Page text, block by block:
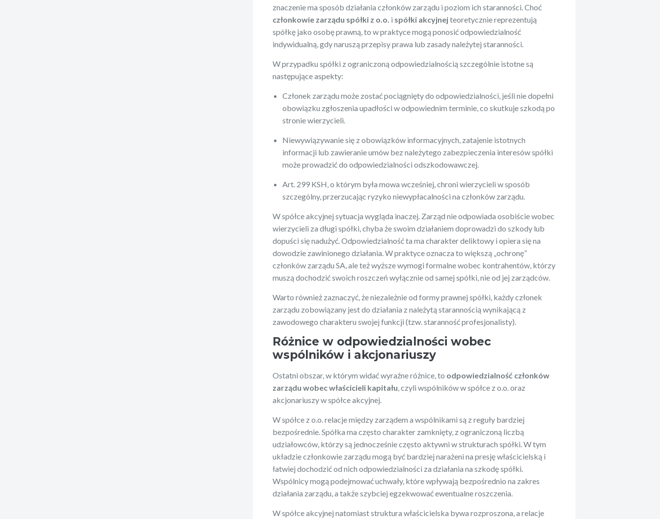
znaczenie ma sposób działania członków zarządu i poziom ich staranności. Choć
członkowie zarządu spółki z o.o. i spółki akcyjnejteoretycznie reprezentują
spółkę jako osobę prawną, to w praktyce mogą ponosić odpowiedzialność
indywidualną, gdy naruszą przepisy prawa lub zasady należytej staranności.
W przypadku spółki z ograniczoną odpowiedzialnością szczególnie istotne są
następujące aspekty:
Członek zarządu może zostać pociągnięty do odpowiedzialności, jeśli nie dopełni
obowiązku zgłoszenia upadłości w odpowiednim terminie, co skutkuje szkodą po
stronie wierzycieli.
Niewywiązywanie się z obowiązków informacyjnych, zatajenie istotnych
informacji lub zawieranie umów bez należytego zabezpieczenia interesów spółki
może prowadzić do odpowiedzialności odszkodowawczej.
Art. 299 KSH, o którym była mowa wcześniej, chroni wierzycieli w sposób
szczególny, przerzucając ryzyko niewypłacalności na członków zarządu.
W spółce akcyjnej sytuacja wygląda inaczej. Zarząd nie odpowiada osobiście wobec
wierzycieli za długi spółki, chyba że swoim działaniem doprowadzi do szkody lub
dopuści się nadużyć. Odpowiedzialność ta ma charakter deliktowy i opiera się na
dowodzie zawinionego działania. W praktyce oznacza to większą „ochronę”
członków zarządu SA, ale też wyższe wymogi formalne wobec kontrahentów, którzy
muszą dochodzić swoich roszczeń wyłącznie od samej spółki, nie od jej zarządców.
Warto również zaznaczyć, że niezależnie od formy prawnej spółki, każdy członek
zarządu zobowiązany jest do działania z należytą starannością wynikającą z
zawodowego charakteru swojej funkcji (tzw. staranność profesjonalisty).
Różnice w odpowiedzialności wobec
wspólników i akcjonariuszy
Ostatni obszar, w którym widać wyraźne różnice, to odpowiedzialność członków
zarządu wobec właścicieli kapitału, czyli wspólników w spółce z o.o. oraz
akcjonariuszy w spółce akcyjnej.
W spółce z o.o. relacje między zarządem a wspólnikami są z reguły bardziej
bezpośrednie. Spółka ma często charakter zamknięty, z ograniczoną liczbą
udziałowców, którzy są jednocześnie często aktywni w strukturach spółki. W tym
układzie członkowie zarządu mogą być bardziej narażeni na presję właścicielską i
łatwiej dochodzić od nich odpowiedzialności za działania na szkodę spółki.
Wspólnicy mogą podejmować uchwały, które wpływają bezpośrednio na zakres
działania zarządu, a także szybciej egzekwować ewentualne roszczenia.
W spółce akcyjnej natomiast struktura właścicielska bywa rozproszona, a relacje